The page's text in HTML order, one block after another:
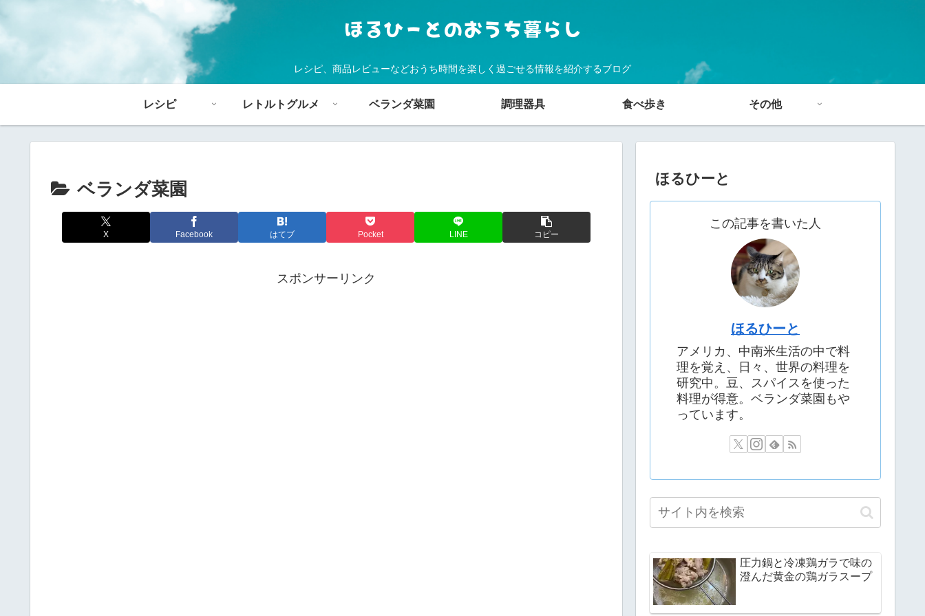
レシピ、商品レビューなどおうち時間を楽しく過ごせる情報を紹介するブログ
レシピ レトルトグルメ ベランダ菜園 調理器具 食べ歩き その他
ベランダ菜園
X Facebook はてブ Pocket LINE コピー
スポンサーリンク
ほるひーと
この記事を書いた人
ほるひーと
アメリカ、中南米生活の中で料
理を覚え、日々、世界の料理を
研究中。豆、スパイスを使った
料理が得意。ベランダ菜園もや
っています。
圧力鍋と冷凍鶏ガラで味の
澄んだ黄金の鶏ガラスープ